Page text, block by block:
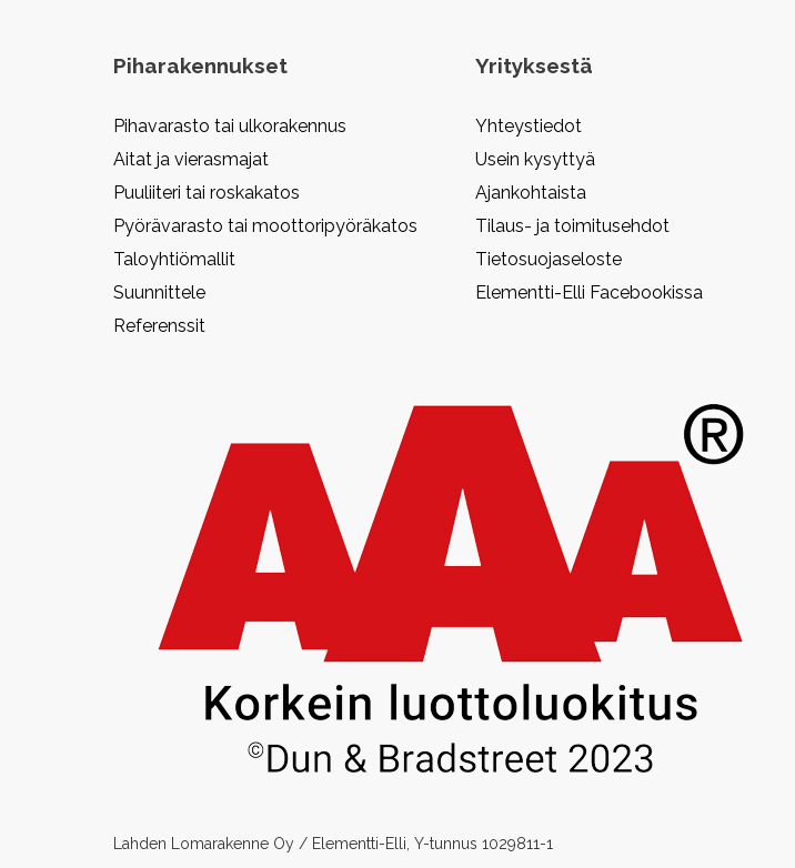
Piharakennukset
Pihavarasto tai ulkorakennus
Aitat ja vierasmajat
Puuliiteri tai roskakatos
Pyörävarasto tai moottoripyöräkatos
Taloyhtiömallit
Suunnittele
Referenssit
Yrityksestä
Yhteystiedot
Usein kysyttyä
Ajankohtaista
Tilaus- ja toimitusehdot
Tietosuojaseloste
Elementti-Elli Facebookissa
Lahden Lomarakenne Oy / Elementti-Elli, Y-tunnus 1029811-1